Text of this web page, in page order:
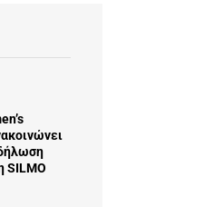
SILMO